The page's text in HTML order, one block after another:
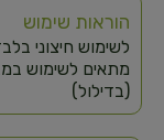
הוראות שימוש
לשימוש חיצוני
מתאים לשימוש
(בדילול)